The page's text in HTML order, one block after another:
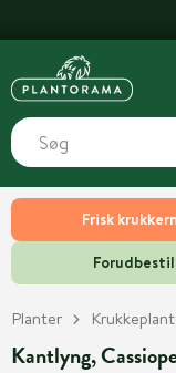
Frisk
Planter
Kantlyng,